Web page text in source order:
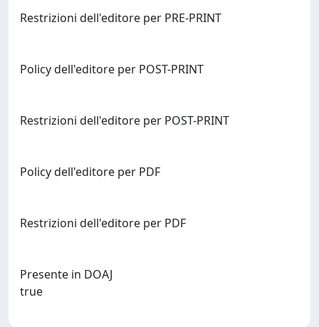
Restrizioni dell'editore per PRE-PRINT
Policy dell'editore per POST-PRINT
Restrizioni dell'editore per POST-PRINT
Policy dell'editore per PDF
Restrizioni dell'editore per PDF
Presente in DOAJ